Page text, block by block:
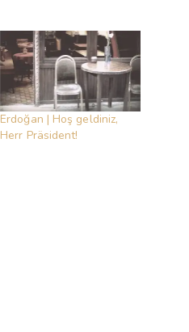
Erdoğan | Hoş geldiniz,
Herr Präsident!